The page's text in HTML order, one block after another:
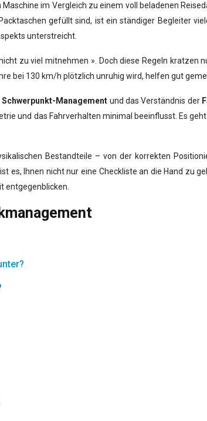
im Vergleich zu einem voll beladenen
gefüllt sind, ist ein ständiger Begleiter
unterstreicht.
zu viel mitnehmen ». Doch diese Regeln kratzen
bei 130 km/h plötzlich unruhig wird, helfen gut
Schwerpunkt-Management und das Verständnis der
und das Fahrverhalten minimal beeinflusst. Es
Bestandteile – von der korrekten
Ihnen nicht nur eine Checkliste an die Hand zu
entgegenblicken.